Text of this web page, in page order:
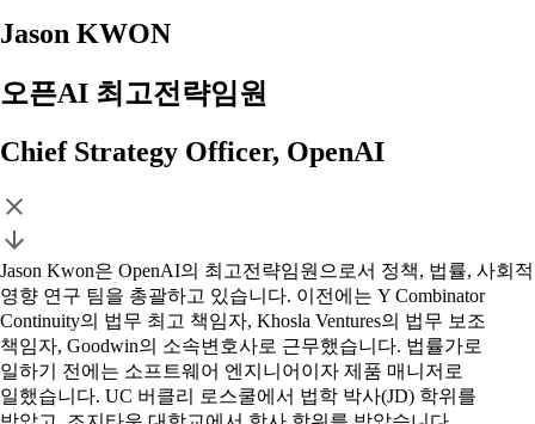
Jason KWON
오픈AI 최고전략임원
Chief Strategy Officer, OpenAI
Jason Kwon은 OpenAI의 최고전략임원으로서 정책, 법률, 사회적
영향 연구 팀을 총괄하고 있습니다. 이전에는 Y Combinator
Continuity의 법무 최고 책임자, Khosla Ventures의 법무 보조
책임자, Goodwin의 소속변호사로 근무했습니다. 법률가로
일하기 전에는 소프트웨어 엔지니어이자 제품 매니저로
일했습니다. UC 버클리 로스쿨에서 법학 박사(JD) 학위를